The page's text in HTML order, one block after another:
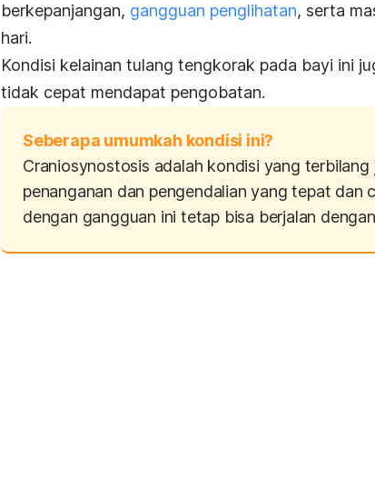
berkepanjangan, gangguan penglihatan, serta
hari.
Kondisi kelainan tulang tengkorak pada bayi ini
tidak cepat mendapat pengobatan.
Seberapa umumkah kondisi ini?
Craniosynostosis adalah kondisi yang terbilang
penanganan dan pengendalian yang tepat dan
dengan gangguan ini tetap bisa berjalan